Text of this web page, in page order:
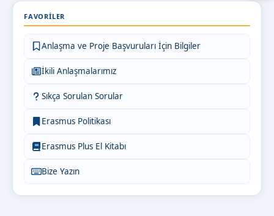
FAVORILER
Anlaşma ve Proje Başvuruları İçin Bilgiler
İkili Anlaşmalarımız
Sıkça Sorulan Sorular
Erasmus Politikası
Erasmus Plus El Kitabı
Bize Yazın